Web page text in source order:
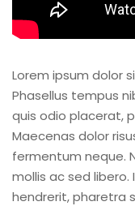
Lorem ipsum dolor
Phasellus tempus
quis odio placerat,
Maecenas dolor
fermentum neque.
mollis ac sed
hendrerit, pharetra